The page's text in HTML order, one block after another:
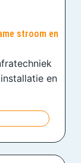
stroom en
en